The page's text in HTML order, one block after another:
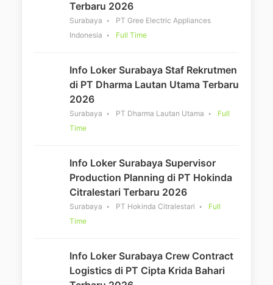
Terbaru 2026
Surabaya
PT Gree Electric Appliances
Indonesia
Full Time
Info Loker Surabaya Staf Rekrutmen
di PT Dharma Lautan Utama Terbaru
2026
Surabaya PT Dharma Lautan Utama
Full
Time
Info Loker Surabaya Supervisor
Production Planning di PT Hokinda
Citralestari Terbaru 2026
Surabaya PT Hokinda Citralestari
Full
Time
Info Loker Surabaya Crew Contract
Logistics di PT Cipta Krida Bahari